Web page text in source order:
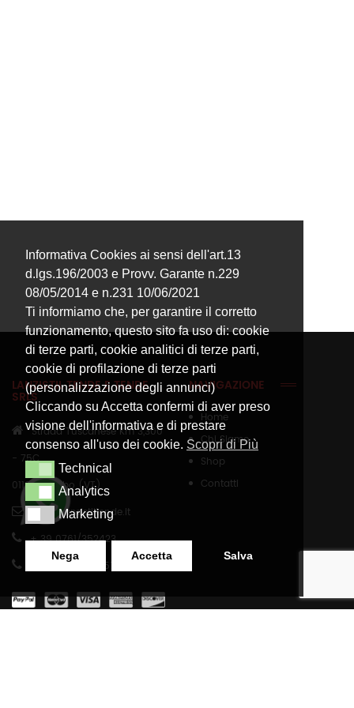
Informativa Cookies ai sensi dell'art.13
d.lgs.196/2003 e Provv. Garante n.229
08/05/2014 e n.231 10/06/2021
Ti informiamo che, per garantire il corretto
funzionamento, questo sito fa uso di: cookie
di terze parti, cookie analitici di terze parti,
cookie di profilazione di terze parti
(personalizzazione degli annunci)
Cliccando su Accetta confermi di aver preso
visione dell'informativa e di prestare
consenso all'uso dei cookie. Scopri di Più
TechnicalTechnical
AnalyticsAnalytics
MarketingMarketing
Nega Accetta Salva
LANZISTIL TENDE E TENDE
SRLS
Strada Tuscanese Km 3,300
- 75C,
01100,Viterbo (VT)
info@lanzistiltende.it
+ 39 0761/352423
+ 39 392 060 7579
NAVIGAZIONE
Home
Chi Siamo
Shop
Contatti
SHOP INFORMAZIONI LEGALI